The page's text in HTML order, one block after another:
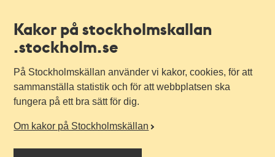
Kakor på stockholmskallan
.stockholm.se
På Stockholmskällan använder vi kakor, cookies, för att
sammanställa statistik och för att webbplatsen ska
fungera på ett bra sätt för dig.
Om kakor på Stockholmskällan